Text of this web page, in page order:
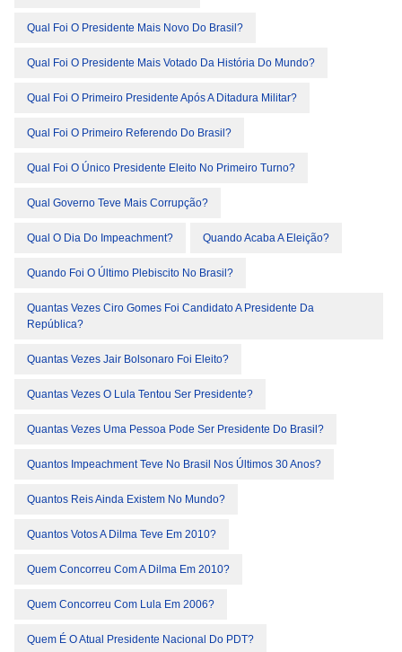
Qual Foi O Presidente Mais Novo Do Brasil?
Qual Foi O Presidente Mais Votado Da História Do Mundo?
Qual Foi O Primeiro Presidente Após A Ditadura Militar?
Qual Foi O Primeiro Referendo Do Brasil?
Qual Foi O Único Presidente Eleito No Primeiro Turno?
Qual Governo Teve Mais Corrupção?
Qual O Dia Do Impeachment? Quando Acaba A Eleição?
Quando Foi O Último Plebiscito No Brasil?
Quantas Vezes Ciro Gomes Foi Candidato A Presidente Da
República?
Quantas Vezes Jair Bolsonaro Foi Eleito?
Quantas Vezes O Lula Tentou Ser Presidente?
Quantas Vezes Uma Pessoa Pode Ser Presidente Do Brasil?
Quantos Impeachment Teve No Brasil Nos Últimos 30 Anos?
Quantos Reis Ainda Existem No Mundo?
Quantos Votos A Dilma Teve Em 2010?
Quem Concorreu Com A Dilma Em 2010?
Quem Concorreu Com Lula Em 2006?
Quem É O Atual Presidente Nacional Do PDT?